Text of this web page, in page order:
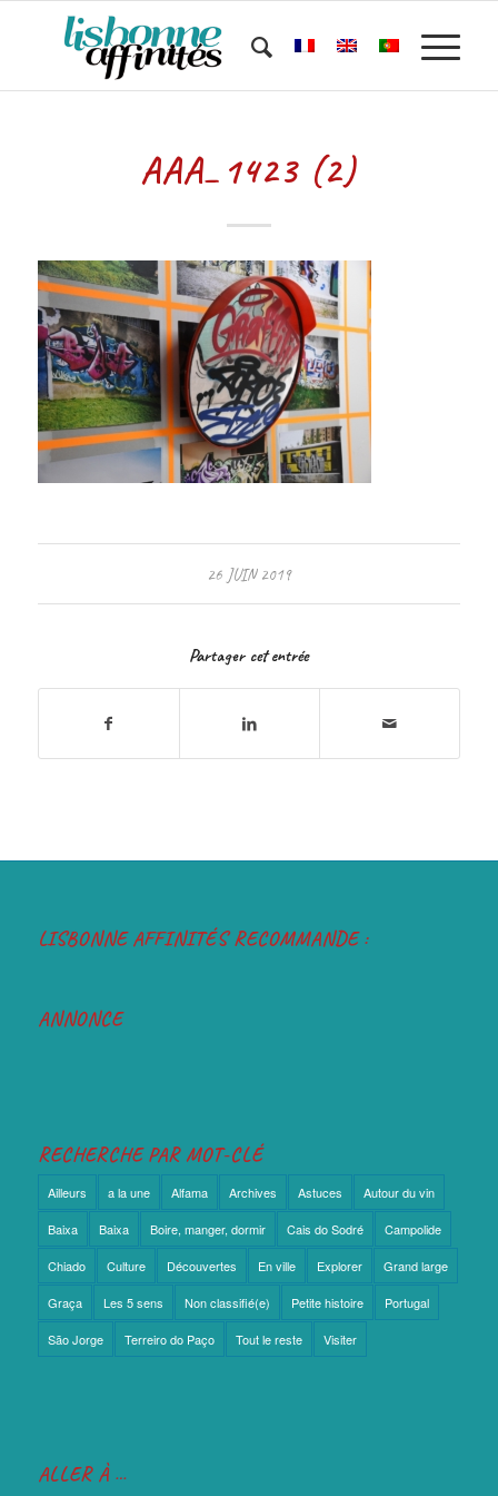
AAA_1423 (2)
26 JUIN 2019
Partager cet entrée
LISBONNE AFFINITÉS RECOMMANDE :
ANNONCE
RECHERCHE PAR MOT-CLÉ
Ailleurs a la une Alfama Archives Astuces Autour du vin
Baixa Baixa Boire, manger, dormir Cais do Sodré Campolide
Chiado Culture Découvertes En ville Explorer Grand large
Graça Les 5 sens Non classifié(e) Petite histoire Portugal
São Jorge Terreiro do Paço Tout le reste Visiter
ALLER À …